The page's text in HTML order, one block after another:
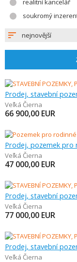
realitní kancelář
soukromý
nejnovější
Prodej, stavební
Veľká Čierna
66 900,00 EUR
Prodej, pozemek pro
Veľká Čierna
47 000,00 EUR
Prodej, stavební
Veľká Čierna
77 000,00 EUR
Prodej, stavební
Veľká Čierna